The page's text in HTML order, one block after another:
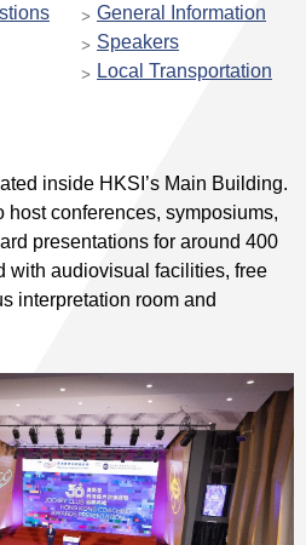
General Information
Speakers
Local Transportation
inside HKSI’s Main Building.
host conferences, symposiums,
presentations for around 400
with audiovisual facilities, free
interpretation room and